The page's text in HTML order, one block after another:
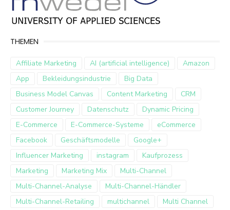
THEMEN
Affiliate Marketing AI (artificial intelligence)
Amazon
App
Bekleidungsindustrie
Big Data
Business Model Canvas
Content Marketing
CRM
Customer Journey
Datenschutz
Dynamic Pricing
E-Commerce
E-Commerce-Systeme
eCommerce
Facebook
Geschäftsmodelle
Google+
Influencer Marketing
instagram
Kaufprozess
Marketing
Marketing Mix
Multi-Channel
Multi-Channel-Analyse
Multi-Channel-Händler
Multi-Channel-Retailing
multichannel
Multi Channel